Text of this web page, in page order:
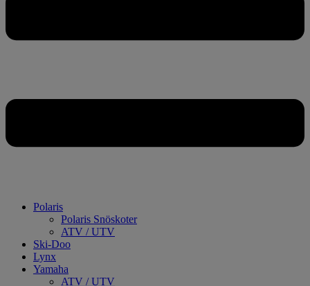
Polaris
Polaris Snöskoter
ATV / UTV
Ski-Doo
Lynx
Yamaha
ATV / UTV